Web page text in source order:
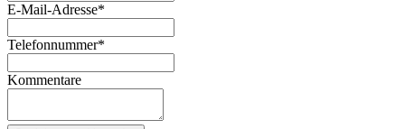
E-Mail-Adresse*
Telefonnummer*
Kommentare